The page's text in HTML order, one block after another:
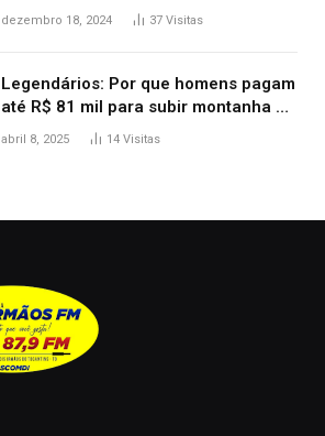
diz ‘foi mal’
dezembro 18, 2024 37 Visitas
Legendários: Por que homens pagam
até R$ 81 mil para subir montanha e
melhorar casamento?
abril 8, 2025 14 Visitas